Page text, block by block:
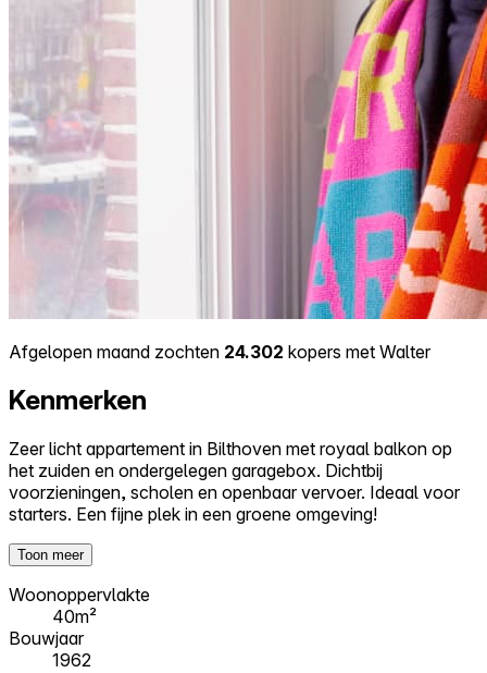
Afgelopen maand zochten 24.302 kopers met Walter
Kenmerken
Zeer licht appartement in Bilthoven met royaal balkon op
het zuiden en ondergelegen garagebox. Dichtbij
voorzieningen, scholen en openbaar vervoer. Ideaal voor
starters. Een fijne plek in een groene omgeving!
Toon meer
Woonoppervlakte
40m²
Bouwjaar
1962